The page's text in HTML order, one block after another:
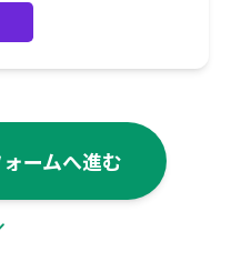
ームへ進む